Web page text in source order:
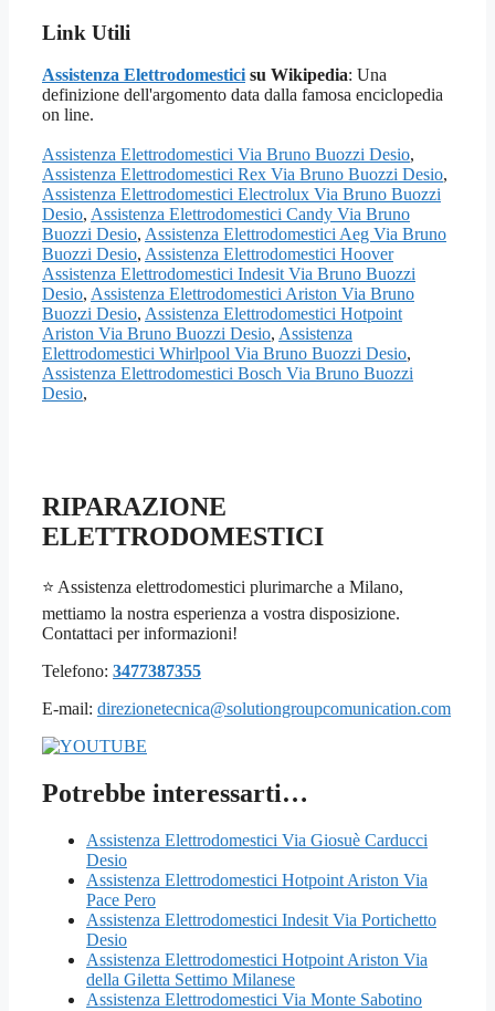
Link Utili
Assistenza Elettrodomestici su Wikipedia: Una
definizione dell'argomento data dalla famosa enciclopedia
on line.
Assistenza Elettrodomestici Via Bruno Buozzi Desio,
Assistenza Elettrodomestici Rex Via Bruno Buozzi Desio,
Assistenza Elettrodomestici Electrolux Via Bruno Buozzi
Desio, Assistenza Elettrodomestici Candy Via Bruno
Buozzi Desio, Assistenza Elettrodomestici Aeg Via Bruno
Buozzi Desio, Assistenza Elettrodomestici Hoover
Assistenza Elettrodomestici Indesit Via Bruno Buozzi
Desio, Assistenza Elettrodomestici Ariston Via Bruno
Buozzi Desio, Assistenza Elettrodomestici Hotpoint
Ariston Via Bruno Buozzi Desio, Assistenza
Elettrodomestici Whirlpool Via Bruno Buozzi Desio,
Assistenza Elettrodomestici Bosch Via Bruno Buozzi
Desio,
RIPARAZIONE
ELETTRODOMESTICI
⭐ Assistenza elettrodomestici plurimarche a Milano,
mettiamo la nostra esperienza a vostra disposizione.
Contattaci per informazioni!
Telefono: 3477387355
E-mail: direzionetecnica@solutiongroupcomunication.com
Potrebbe interessarti…
Assistenza Elettrodomestici Via Giosuè Carducci
Desio
Assistenza Elettrodomestici Hotpoint Ariston Via
Pace Pero
Assistenza Elettrodomestici Indesit Via Portichetto
Desio
Assistenza Elettrodomestici Hotpoint Ariston Via
della Giletta Settimo Milanese
Assistenza Elettrodomestici Via Monte Sabotino